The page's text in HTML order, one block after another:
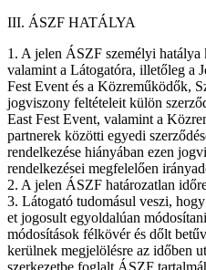
III. ÁSZF HATÁLYA
1. A jelen ÁSZF személyi hatálya
valamint a Látogatóra, illetőleg a
Fest Event és a Közreműködők,
jogviszony feltételeit külön
East Fest Event, valamint a
partnerek közötti egyedi
rendelkezése hiányában ezen
rendelkezései megfelelően
2. A jelen ÁSZF határozatlan
3. Látogató tudomásul veszi,
et jogosult egyoldalúan
módosítások félkövér és dőlt
kerülnek megjelölésre az időben
szerkezetbe foglalt ÁSZF